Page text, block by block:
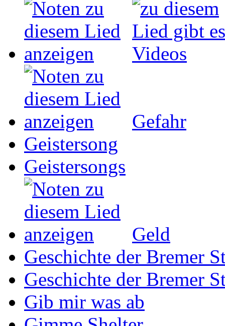
Gefahr
Geistersong
Geistersongs
Geld
Geschichte der Bremer
Geschichte der Bremer
Gib mir was ab